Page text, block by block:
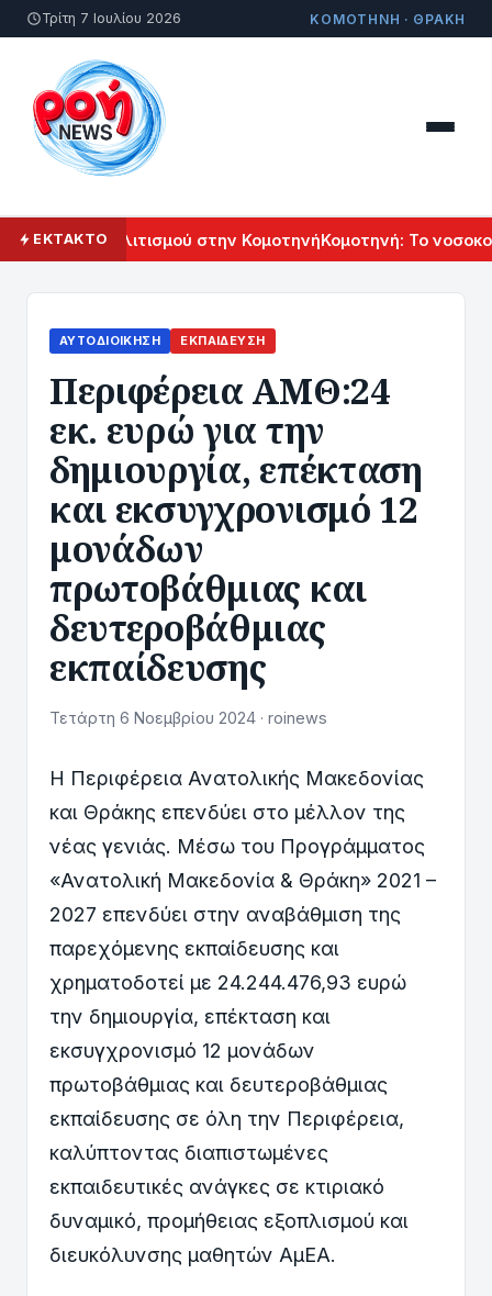
Τρίτη 7 Ιουλίου 2026 ΚΟΜΟΤΗΝΗ · ΘΡΑΚΗ
ΕΚΤΑΚΤΟΠολιτισμού στην ΚομοτηνήΚομοτηνή: Το
ΑΥΤΟΔΙΟΊΚΗΣΗ ΕΚΠΑΊΔΕΥΣΗ
Περιφέρεια ΑΜΘ:24
εκ. ευρώ για την
δημιουργία, επέκταση
και εκσυγχρονισμό 12
μονάδων
πρωτοβάθμιας και
δευτεροβάθμιας
εκπαίδευσης
Τετάρτη 6 Νοεμβρίου 2024 · roinews
Η Περιφέρεια Ανατολικής Μακεδονίας
και Θράκης επενδύει στο μέλλον της
νέας γενιάς. Μέσω του Προγράμματος
«Ανατολική Μακεδονία & Θράκη» 2021 –
2027 επενδύει στην αναβάθμιση της
παρεχόμενης εκπαίδευσης και
χρηματοδοτεί με 24.244.476,93 ευρώ
την δημιουργία, επέκταση και
εκσυγχρονισμό 12 μονάδων
πρωτοβάθμιας και δευτεροβάθμιας
εκπαίδευσης σε όλη την Περιφέρεια,
καλύπτοντας διαπιστωμένες
εκπαιδευτικές ανάγκες σε κτιριακό
δυναμικό, προμήθειας εξοπλισμού και
διευκόλυνσης μαθητών ΑμΕΑ.